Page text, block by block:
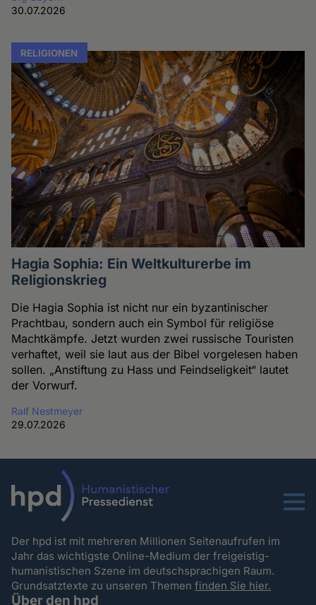
30.07.2026
RELIGIONEN
Hagia Sophia: Ein Weltkulturerbe im
Religionskrieg
Die Hagia Sophia ist nicht nur ein byzantinischer
Prachtbau, sondern auch ein Symbol für religiöse
Machtkämpfe. Jetzt wurden zwei russische Touristen
verhaftet, weil sie laut aus der Bibel vorgelesen haben
sollen. „Anstiftung zu Hass und Feindseligkeit“ lautet
der Vorwurf.
Ralf Nestmeyer
29.07.2026
Menu
Der hpd ist mit mehreren Millionen Seitenaufrufen im
Jahr das wichtigste Online-Medium der freigeistig-
humanistischen Szene im deutschsprachigen Raum.
Grundsatztexte zu unseren Themenfinden Sie hier.
Über den hpd